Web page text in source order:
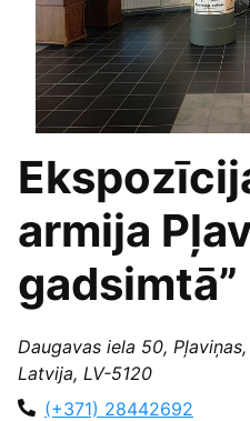
armija
gadsimtā”
Daugavas iela 50,
Latvija, LV-5120
(+371) 28442692